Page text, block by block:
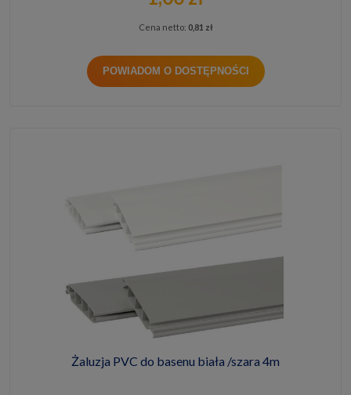
Cena netto: 0,81 zł
POWIADOM O DOSTĘPNOŚCI
Żaluzja PVC do basenu biała /szara 4m